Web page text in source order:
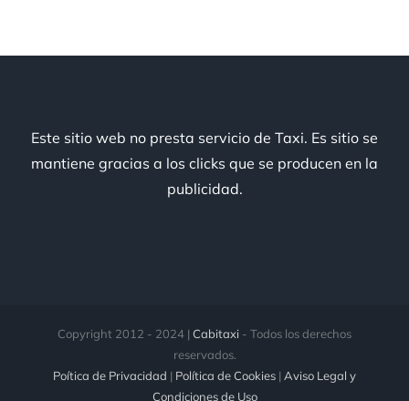
Este sitio web no presta servicio de Taxi. Es sitio se
mantiene gracias a los clicks que se producen en la
publicidad.
Copyright 2012 - 2024 | Cabitaxi - Todos los derechos
reservados.
Poítica de Privacidad | Política de Cookies | Aviso Legal y
Condiciones de Uso